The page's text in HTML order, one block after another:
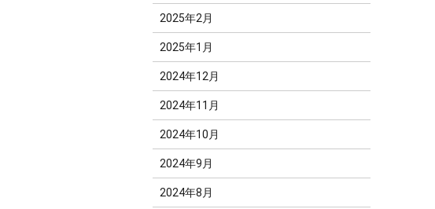
2025年2月
2025年1月
2024年12月
2024年11月
2024年10月
2024年9月
2024年8月